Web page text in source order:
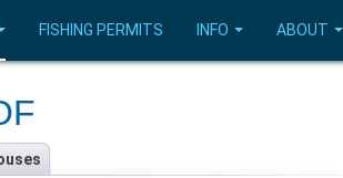
FISHING PERMITS INFO ABOUT